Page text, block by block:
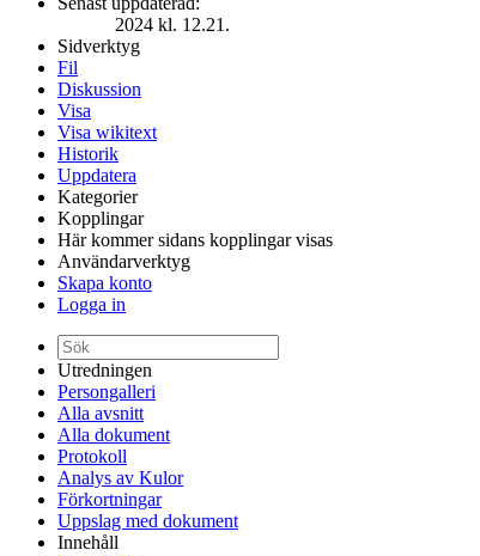
2024 kl. 12.21.
Sidverktyg
Fil
Diskussion
Visa
Visa wikitext
Historik
Uppdatera
Kategorier
Kopplingar
Här kommer sidans kopplingar visas
Användarverktyg
Skapa konto
Logga in
Utredningen
Persongalleri
Alla avsnitt
Alla dokument
Protokoll
Analys av Kulor
Förkortningar
Uppslag med dokument
Innehåll